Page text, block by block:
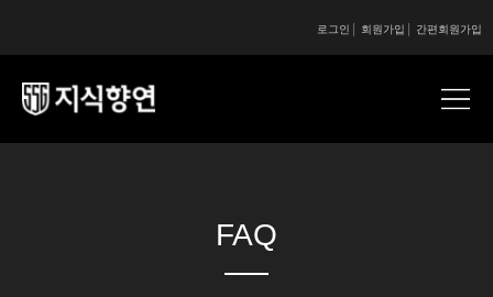
간편회원가입
회원가입
로그인
FAQ